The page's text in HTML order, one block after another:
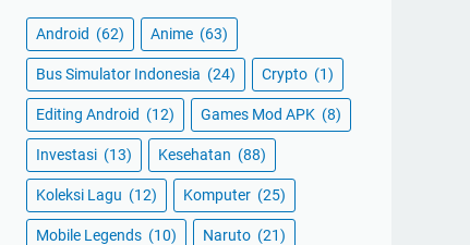
Android (62) Anime (63)
Bus Simulator Indonesia (24) Crypto (1)
Editing Android (12) Games Mod APK (8)
Investasi (13) Kesehatan (88)
Koleksi Lagu (12) Komputer (25)
Mobile Legends (10) Naruto (21)